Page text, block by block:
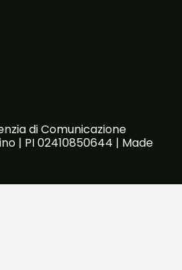
di Comunicazione
| PI 02410850644 | Made